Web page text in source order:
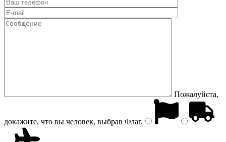
Пожалуйста,
докажите, что вы человек, выбрав Флаг.